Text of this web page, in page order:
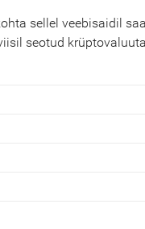
sellel veebisaidil
seotud